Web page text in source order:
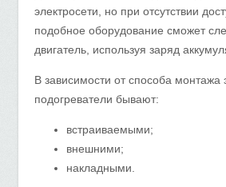
электросети, но при отсутствии
подобное оборудование сможет
двигатель, используя заряд
В зависимости от способа монтажа
подогреватели бывают:
встраиваемыми;
внешними;
накладными.